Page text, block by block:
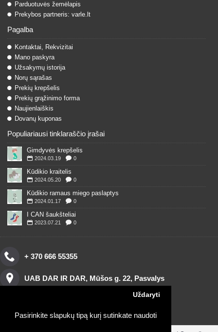
Pasirinkite slapukų tipą kurį sutinkate naudoti
Uždaryti
Parduotuvės žemėlapis
Prekybos partneris: varle.lt
Pagalba
Kontaktai, Rekvizitai
Mano paskyra
Užsakymų istorija
Norų sąrašas
Prekių krepšelis
Prekių grąžinimo forma
Naujienlaiškis
Dovanų kuponas
Populiariausi tinklaraščio įrašai
Gimdyvės krepšelis
2024.03.19 0
Kūdikio kraitelis
2024.05.20 0
Kūdikio ramaus miego paslaptys
2024.01.17 0
I CAN šaukšteliai
2023.07.21 0
+ 370 666 55355
UAB DAR IR DAR, Mūšos g. 22, Pasvalys